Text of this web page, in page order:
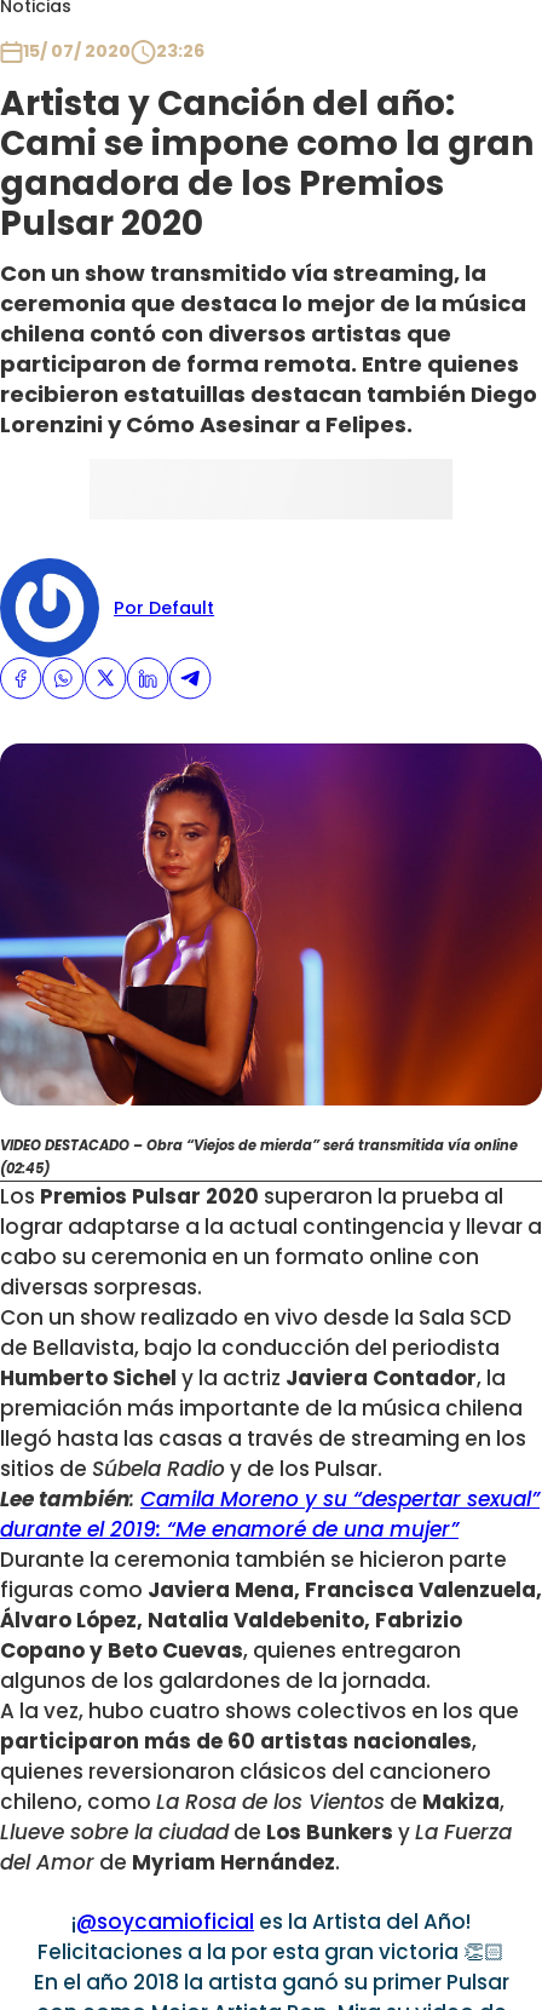
Noticias
15/ 07/ 2020
23:26
Artista y Canción del año:
Cami se impone como la gran
ganadora de los Premios
Pulsar 2020
Con un show transmitido vía streaming, la
ceremonia que destaca lo mejor de la música
chilena contó con diversos artistas que
participaron de forma remota. Entre quienes
recibieron estatuillas destacan también Diego
Lorenzini y Cómo Asesinar a Felipes.
Por Default
VIDEO DESTACADO – Obra “Viejos de mierda” será transmitida vía online
(02:45)
Los Premios Pulsar 2020 superaron la prueba al
lograr adaptarse a la actual contingencia y llevar a
cabo su ceremonia en un formato online con
diversas sorpresas.
Con un show realizado en vivo desde la Sala SCD
de Bellavista, bajo la conducción del periodista
Humberto Sichel y la actriz Javiera Contador, la
premiación más importante de la música chilena
llegó hasta las casas a través de streaming en los
sitios de Súbela Radioy de los Pulsar.
Lee también: Camila Moreno y su “despertar sexual”
durante el 2019: “Me enamoré de una mujer”
Durante la ceremonia también se hicieron parte
figuras como Javiera Mena, Francisca Valenzuela,
Álvaro López, Natalia Valdebenito, Fabrizio
Copano y Beto Cuevas, quienes entregaron
algunos de los galardones de la jornada.
A la vez, hubo cuatro shows colectivos en los que
participaron más de 60 artistas nacionales,
quienes reversionaron clásicos del cancionero
chileno, como La Rosa de los Vientos de Makiza,
Llueve sobre la ciudadde Los Bunkers yLa Fuerza
del Amor de Myriam Hernández.
¡@soycamioficial es la Artista del Año!
Felicitaciones a la por esta gran victoria 👏🏻
En el año 2018 la artista ganó su primer Pulsar
Club De La Comedia
Contigo en Directo
Plan Perfecto
El Tiempo
Sabingo
Todos Los Programas